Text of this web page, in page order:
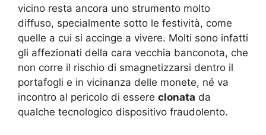
vicino resta ancora uno strumento molto
diffuso, specialmente sotto le festività, come
quelle a cui si accinge a vivere. Molti sono infatti
gli affezionati della cara vecchia banconota, che
non corre il rischio di smagnetizzarsi dentro il
portafogli e in vicinanza delle monete, né va
incontro al pericolo di essere clonata da
qualche tecnologico dispositivo fraudolento.